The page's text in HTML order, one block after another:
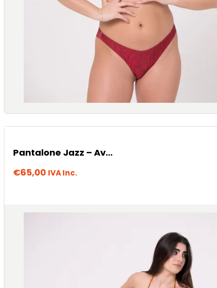
Pantalone Jazz – Avana
€65,00 IVA Inc.